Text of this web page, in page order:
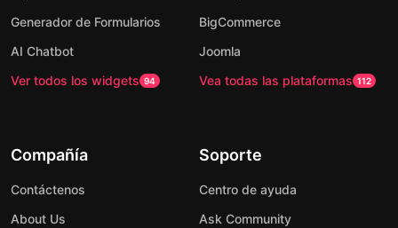
Generador de Formularios
AI Chatbot
Ver todos los widgets 94
BigCommerce
Joomla
Vea todas las plataformas 112
Compañía
Contáctenos
About Us
Soporte
Centro de ayuda
Ask Community